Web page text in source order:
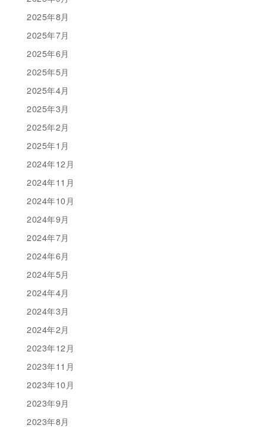
2025年8月
2025年7月
2025年6月
2025年5月
2025年4月
2025年3月
2025年2月
2025年1月
2024年12月
2024年11月
2024年10月
2024年9月
2024年7月
2024年6月
2024年5月
2024年4月
2024年3月
2024年2月
2023年12月
2023年11月
2023年10月
2023年9月
2023年8月